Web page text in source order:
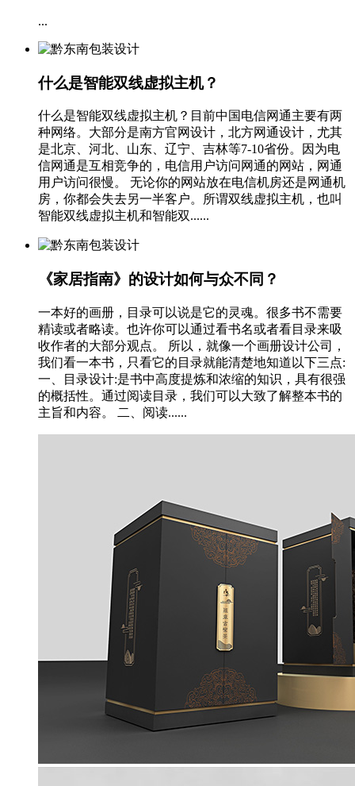
...
什么是智能双线虚拟主机？
什么是智能双线虚拟主机？目前中国电信网通主要有两
种网络。大部分是南方官网设计，北方网通设计，尤其
是北京、河北、山东、辽宁、吉林等7-10省份。因为电
信网通是互相竞争的，电信用户访问网通的网站，网通
用户访问很慢。 无论你的网站放在电信机房还是网通机
房，你都会失去另一半客户。所谓双线虚拟主机，也叫
智能双线虚拟主机和智能双......
《家居指南》的设计如何与众不同？
一本好的画册，目录可以说是它的灵魂。很多书不需要
精读或者略读。也许你可以通过看书名或者看目录来吸
收作者的大部分观点。 所以，就像一个画册设计公司，
我们看一本书，只看它的目录就能清楚地知道以下三点:
一、目录设计:是书中高度提炼和浓缩的知识，具有很强
的概括性。通过阅读目录，我们可以大致了解整本书的
主旨和内容。 二、阅读......